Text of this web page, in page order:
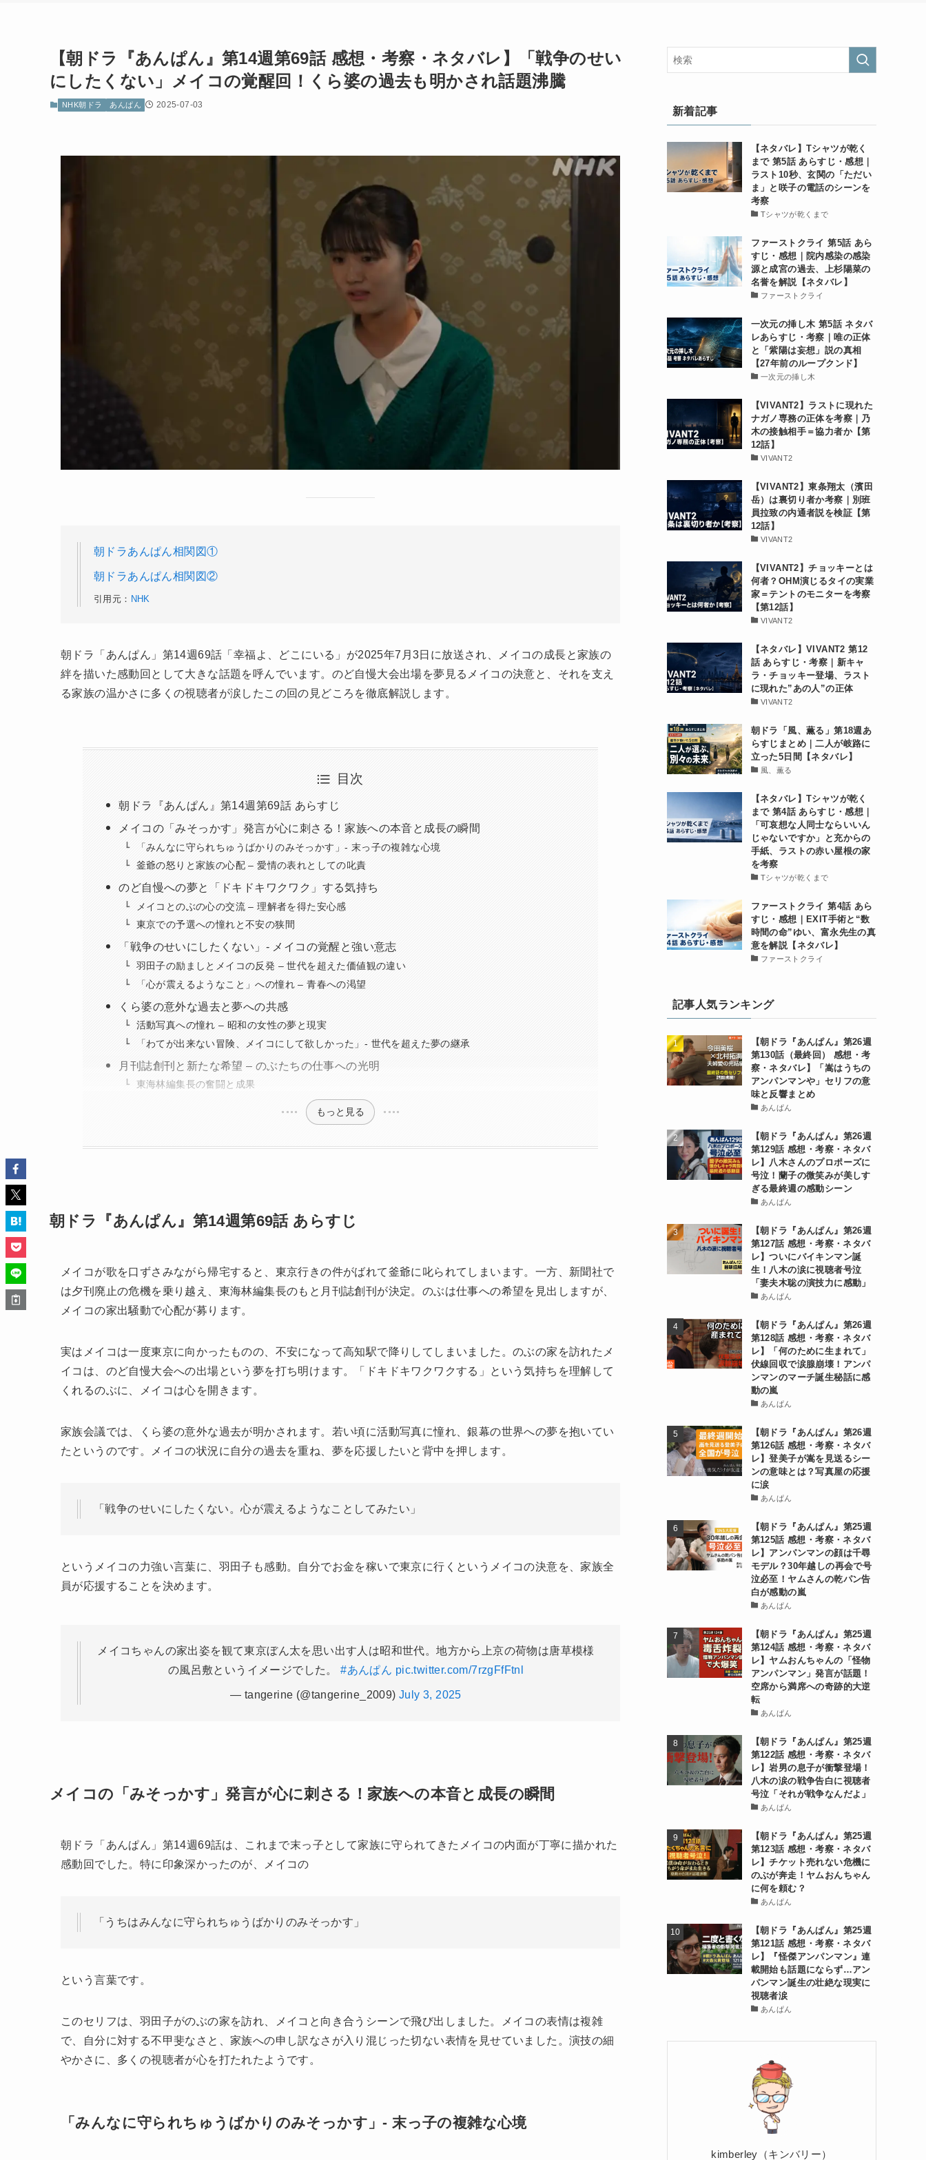
【朝ドラ『あんぱん』第14週第69話 感想・考察・ネタバレ】「戦争のせい
にしたくない」メイコの覚醒回！くら婆の過去も明かされ話題沸騰
NHK朝ドラ あんぱん 2025-07-03
朝ドラあんぱん相関図①
朝ドラあんぱん相関図②
引用元： NHK
朝ドラ「あんぱん」第14週69話「幸福よ、どこにいる」が2025年7月3日に放送され、メイコの成長と家族の
絆を描いた感動回として大きな話題を呼んでいます。のど自慢大会出場を夢見るメイコの決意と、それを支え
る家族の温かさに多くの視聴者が涙したこの回の見どころを徹底解説します。
目次
朝ドラ『あんぱん』第14週第69話 あらすじ
メイコの「みそっかす」発言が心に刺さる！家族への本音と成長の瞬間
「みんなに守られちゅうばかりのみそっかす」- 末っ子の複雑な心境
釜爺の怒りと家族の心配 – 愛情の表れとしての叱責
のど自慢への夢と「ドキドキワクワク」する気持ち
メイコとのぶの心の交流 – 理解者を得た安心感
東京での予選への憧れと不安の狭間
「戦争のせいにしたくない」- メイコの覚醒と強い意志
羽田子の励ましとメイコの反発 – 世代を超えた価値観の違い
「心が震えるようなこと」への憧れ – 青春への渇望
くら婆の意外な過去と夢への共感
活動写真への憧れ – 昭和の女性の夢と現実
「わてが出来ない冒険、メイコにして欲しかった」- 世代を超えた夢の継承
月刊誌創刊と新たな希望 – のぶたちの仕事への光明
東海林編集長の奮闘と成果
もっと見る
朝ドラ『あんぱん』第14週第69話 あらすじ
メイコが歌を口ずさみながら帰宅すると、東京行きの件がばれて釜爺に叱られてしまいます。一方、新聞社で
は夕刊廃止の危機を乗り越え、東海林編集長のもと月刊誌創刊が決定。のぶは仕事への希望を見出しますが、
メイコの家出騒動で心配が募ります。
実はメイコは一度東京に向かったものの、不安になって高知駅で降りしてしまいました。のぶの家を訪れたメ
イコは、のど自慢大会への出場という夢を打ち明けます。「ドキドキワクワクする」という気持ちを理解して
くれるのぶに、メイコは心を開きます。
家族会議では、くら婆の意外な過去が明かされます。若い頃に活動写真に憧れ、銀幕の世界への夢を抱いてい
たというのです。メイコの状況に自分の過去を重ね、夢を応援したいと背中を押します。
「戦争のせいにしたくない。心が震えるようなことしてみたい」
というメイコの力強い言葉に、羽田子も感動。自分でお金を稼いで東京に行くというメイコの決意を、家族全
員が応援することを決めます。
メイコちゃんの家出姿を観て東京ぼん太を思い出す人は昭和世代。地方から上京の荷物は唐草模様
の風呂敷というイメージでした。
#あんぱん pic.twitter.com/7rzgFfFtnl
— tangerine (@tangerine_2009) July 3, 2025
メイコの「みそっかす」発言が心に刺さる！家族への本音と成長の瞬間
朝ドラ「あんぱん」第14週69話は、これまで末っ子として家族に守られてきたメイコの内面が丁寧に描かれた
感動回でした。特に印象深かったのが、メイコの
「うちはみんなに守られちゅうばかりのみそっかす」
という言葉です。
このセリフは、羽田子がのぶの家を訪れ、メイコと向き合うシーンで飛び出しました。メイコの表情は複雑
で、自分に対する不甲斐なさと、家族への申し訳なさが入り混じった切ない表情を見せていました。演技の細
やかさに、多くの視聴者が心を打たれたようです。
「みんなに守られちゅうばかりのみそっかす」- 末っ子の複雑な心境
新着記事
【ネタバレ】Tシャツが乾く
まで 第5話 あらすじ・感想｜
ラスト10秒、玄関の「ただい
ま」と咲子の電話のシーンを
考察
Tシャツが乾くまで
ファーストクライ 第5話 あら
すじ・感想｜院内感染の感染
源と成宮の過去、上杉陽菜の
名誉を解説【ネタバレ】
ファーストクライ
一次元の挿し木 第5話 ネタバ
レあらすじ・考察｜唯の正体
と「紫陽は妄想」説の真相
【27年前のループクンド】
一次元の挿し木
【VIVANT2】ラストに現れた
ナガノ専務の正体を考察｜乃
木の接触相手＝協力者か【第
12話】
VIVANT2
【VIVANT2】東条翔太（濱田
岳）は裏切り者か考察｜別班
員拉致の内通者説を検証【第
12話】
VIVANT2
【VIVANT2】チョッキーとは
何者？OHM演じるタイの実業
家＝テントのモニターを考察
【第12話】
VIVANT2
【ネタバレ】VIVANT2 第12
話 あらすじ・考察｜新キャ
ラ・チョッキー登場、ラスト
に現れた”あの人”の正体
VIVANT2
朝ドラ「風、薫る」第18週あ
らすじまとめ｜二人が岐路に
立った5日間【ネタバレ】
風、薫る
【ネタバレ】Tシャツが乾く
まで 第4話 あらすじ・感想｜
「可哀想な人同士ならいいん
じゃないですか」と充からの
手紙、ラストの赤い屋根の家
を考察
Tシャツが乾くまで
ファーストクライ 第4話 あら
すじ・感想｜EXIT手術と“数
時間の命”ゆい、富永先生の真
意を解説【ネタバレ】
ファーストクライ
記事人気ランキング
【朝ドラ『あんぱん』第26週
第130話（最終回） 感想・考
察・ネタバレ】「嵩はうちの
アンパンマンや」セリフの意
味と反響まとめ
あんぱん
【朝ドラ『あんぱん』第26週
第129話 感想・考察・ネタバ
レ】八木さんのプロポーズに
号泣！蘭子の微笑みが美しす
ぎる最終週の感動シーン
あんぱん
【朝ドラ『あんぱん』第26週
第127話 感想・考察・ネタバ
レ】ついにバイキンマン誕
生！八木の涙に視聴者号泣
「妻夫木聡の演技力に感動」
あんぱん
【朝ドラ『あんぱん』第26週
第128話 感想・考察・ネタバ
レ】「何のために生まれて」
伏線回収で涙腺崩壊！アンパ
ンマンのマーチ誕生秘話に感
動の嵐
あんぱん
【朝ドラ『あんぱん』第26週
第126話 感想・考察・ネタバ
レ】登美子が嵩を見送るシー
ンの意味とは？写真屋の応援
に涙
あんぱん
【朝ドラ『あんぱん』第25週
第125話 感想・考察・ネタバ
レ】アンパンマンの顔は千尋
モデル？30年越しの再会で号
泣必至！ヤムさんの乾パン告
白が感動の嵐
あんぱん
【朝ドラ『あんぱん』第25週
第124話 感想・考察・ネタバ
レ】ヤムおんちゃんの「怪物
アンパンマン」発言が話題！
空席から満席への奇跡的大逆
転
あんぱん
【朝ドラ『あんぱん』第25週
第122話 感想・考察・ネタバ
レ】岩男の息子が衝撃登場！
八木の涙の戦争告白に視聴者
号泣「それが戦争なんだよ」
あんぱん
【朝ドラ『あんぱん』第25週
第123話 感想・考察・ネタバ
レ】チケット売れない危機に
のぶが奔走！ヤムおんちゃん
に何を頼む？
あんぱん
【朝ドラ『あんぱん』第25週
第121話 感想・考察・ネタバ
レ】『怪傑アンパンマン』連
載開始も話題にならず…アン
パンマン誕生の壮絶な現実に
視聴者涙
あんぱん
kimberley（キンバリー）